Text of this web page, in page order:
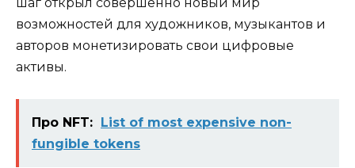
возможностей для художников, музыкантов и
авторов монетизировать свои цифровые
активы.
Про NFT:
List of most expensive non-
fungible tokens